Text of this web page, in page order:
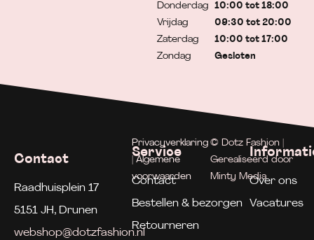
Donderdag
Vrijdag
Zaterdag
Zondag
10:00 tot 18:00
09:30 tot 20:00
10:00 tot 17:00
Gesloten
Contact
Raadhuisplein 17
5151 JH, Drunen
webshop@dotzfashion.nl
Service
Contact
Bestellen & bezorgen
Retourneren
Over ons
Vacatures
Privacyverklaring
| Algemene
voorwaarden
© Dotz Fashion |
Gerealiseerd door
Minty Media